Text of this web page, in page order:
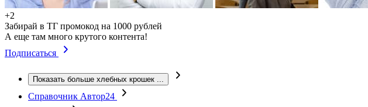
+2
Забирай в ТГ промокод на 1000 рублей
А еще там много крутого контента!
Подписаться
Показать больше хлебных крошек ...
Справочник Автор24